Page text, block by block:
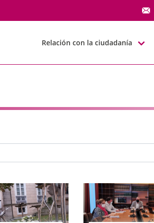
Relación con la ciudadanía
búsqueda